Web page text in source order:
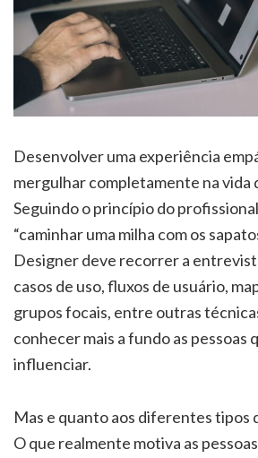
Desenvolver uma experiência
mergulhar completamente na vida
Seguindo o princípio do
“caminhar uma milha com os
Designer deve recorrer a
casos de uso, fluxos de usuário,
grupos focais, entre outras
conhecer mais a fundo as pessoas
influenciar.
Mas e quanto aos diferentes tipos
O que realmente motiva as